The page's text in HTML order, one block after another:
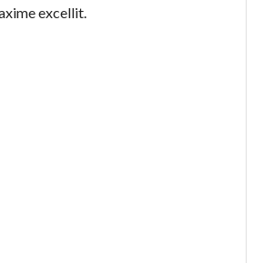
excellit.